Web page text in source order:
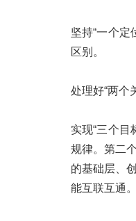
坚持“一个
区别。
处理好“两个
实现“三个
规律。第二
的基础层、
能互联互通